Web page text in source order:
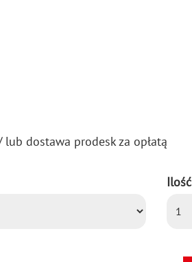
do­sta­wa pro­desk za opła­tą
Ilość